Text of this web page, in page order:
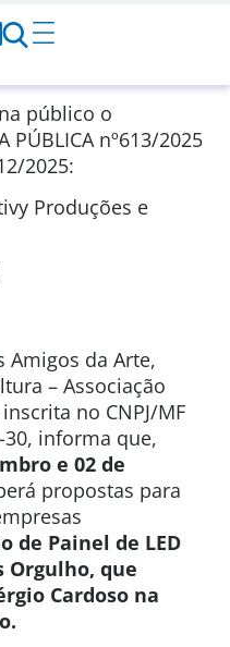
público o
PÚBLICA nº613/2025
2025:
Produções e
Amigos da Arte,
– Associação
no CNPJ/MF
30, informa que,
e 02 de
propostas para
de Painel de LED
Orgulho, que
Cardoso na